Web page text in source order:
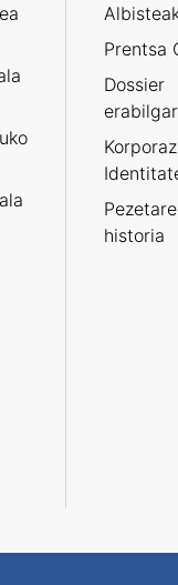
Prentsa
Dossier
historia